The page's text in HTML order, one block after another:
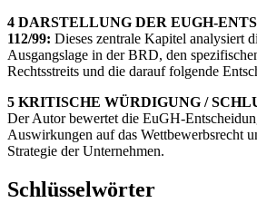
4 DARSTELLUNG DER EUGH-
112/99: Dieses zentrale Kapitel analysiert
Ausgangslage in der BRD, den
Rechtsstreits und die darauf folgende
5 KRITISCHE WÜRDIGUNG /
Der Autor bewertet die EuGH-
Auswirkungen auf das Wettbewerbsrecht
Strategie der Unternehmen.
Schlüsselwörter